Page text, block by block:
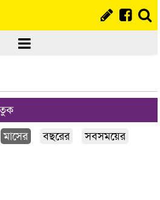
মাসের বছরের সবসময়ের